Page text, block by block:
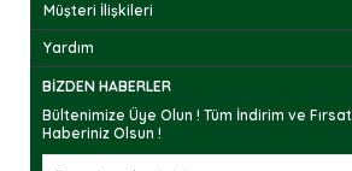
Müşteri İlişkileri
Yardım
BIZDEN HABERLER
Bültenimize Üye Olun ! Tüm İndirim ve
Haberiniz Olsun !